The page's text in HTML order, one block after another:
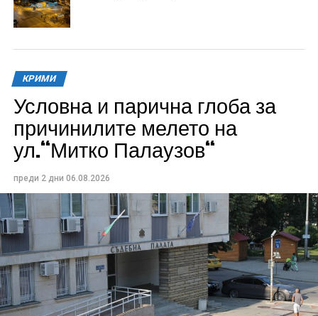
КРИМИ
Условна и парична глоба за
причинилите мелето на
ул.“Митко Палаузов“
преди 2 дни 06.08.2026